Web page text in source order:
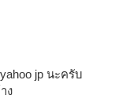
jp นะครับ
ง